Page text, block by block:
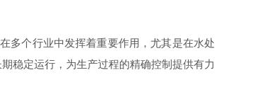
个行业中发挥着重要作用，尤其是在水处
稳定运行，为生产过程的精确控制提供有力